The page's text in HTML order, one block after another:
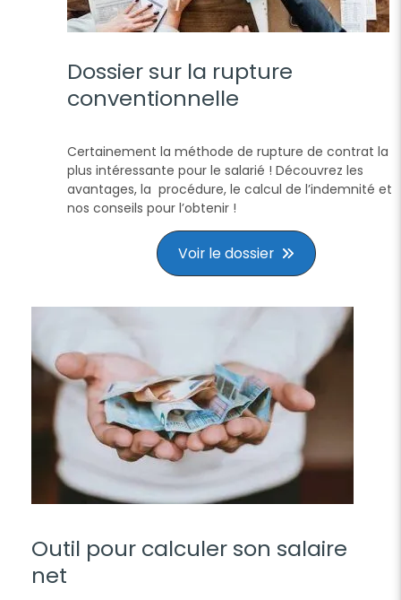
Dossier sur la rupture
conventionnelle
Certainement la méthode de rupture de contrat la
plus intéressante pour le salarié ! Découvrez les
avantages, la procédure, le calcul de l’indemnité et
nos conseils pour l’obtenir !
Voir le dossier
Outil pour calculer son salaire
net